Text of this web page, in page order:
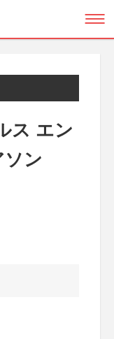
ス エン
ン